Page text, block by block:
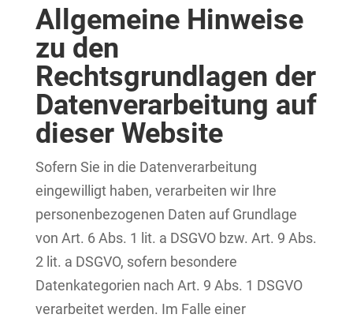
Allgemeine Hinweise
zu den
Rechtsgrundlagen der
Datenverarbeitung auf
dieser Website
Sofern Sie in die Datenverarbeitung
eingewilligt haben, verarbeiten wir Ihre
personenbezogenen Daten auf Grundlage
von Art. 6 Abs. 1 lit. a DSGVO bzw. Art. 9 Abs.
2 lit. a DSGVO, sofern besondere
Datenkategorien nach Art. 9 Abs. 1 DSGVO
verarbeitet werden. Im Falle einer